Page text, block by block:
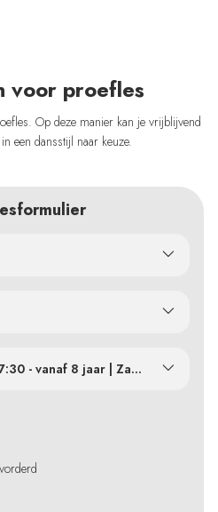
voor proefles
Op deze manier kan je vrijblijvend
een dansstijl naar keuze.
vrijdag 4 sep. 16:30 - 17:30 - vanaf 8 jaar | Zaal 2